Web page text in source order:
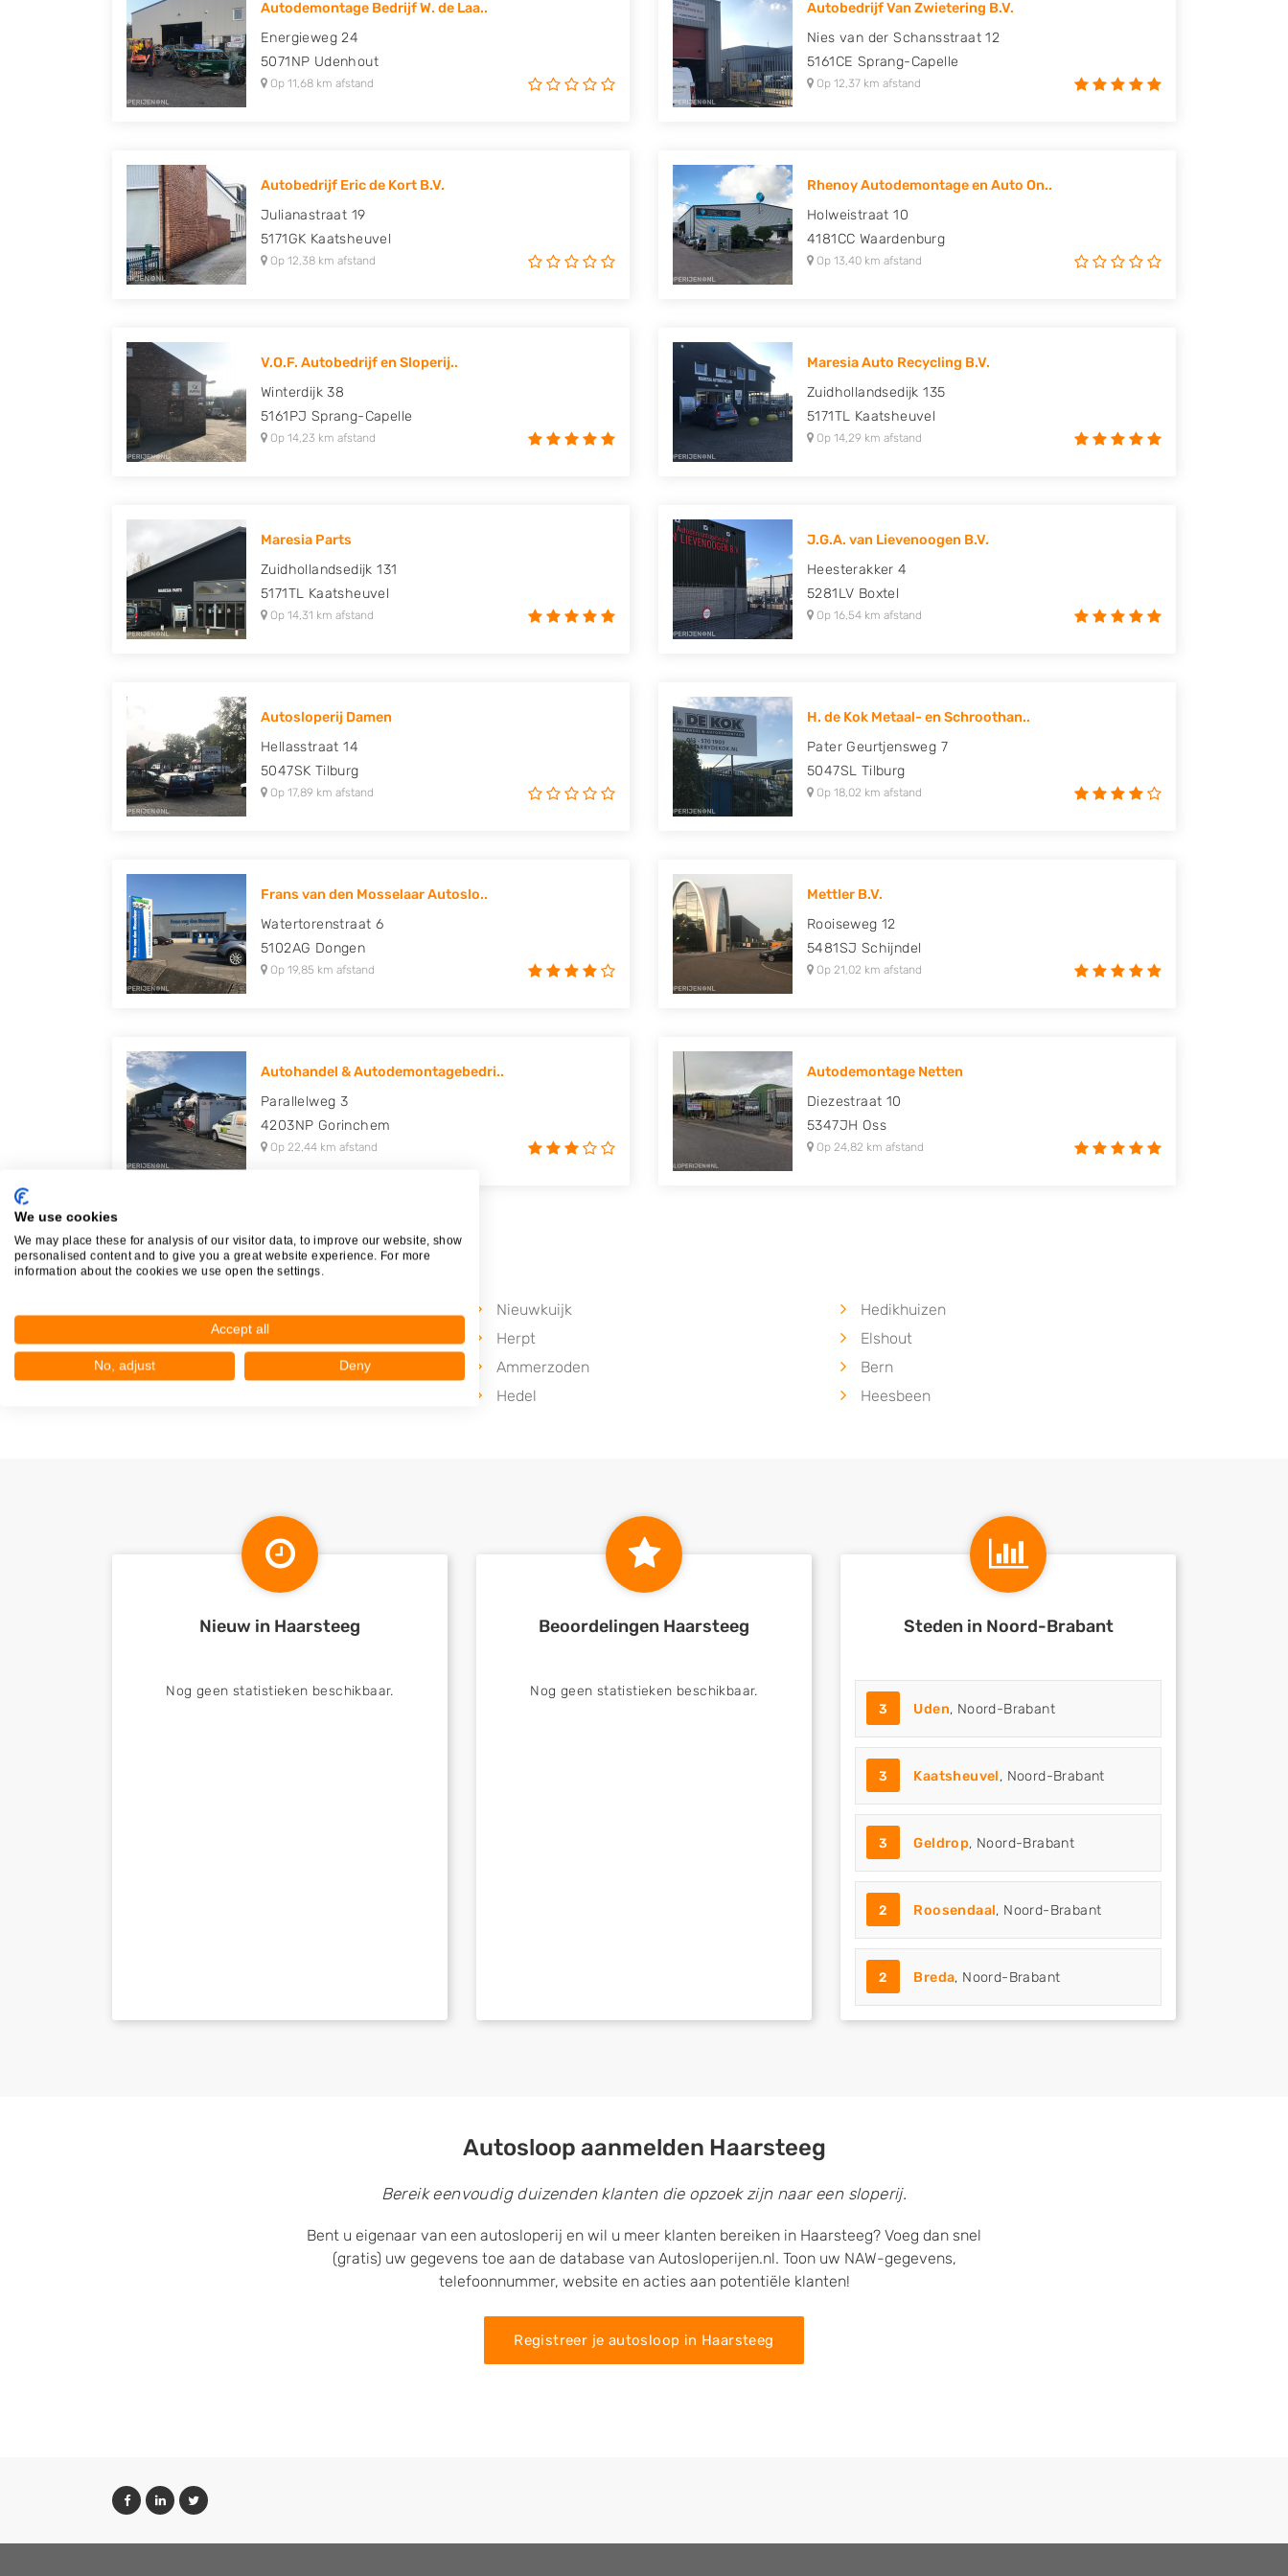
Honda, Hyundai, Kia, Mazda, Mercedes Benz, Mitsubishi, Nissan, Opel,
Peugeot, Porsche, Renault, Seat, Skoda, Suzuki, Tesla, Toyota,
Volkswagen en Volvo.
Autodemontage Bedrijf W. de Laa..
Energieweg 24
5071NP Udenhout
Op 11,68 km afstand
Autobedrijf Van Zwietering B.V.
Nies van der Schansstraat 12
5161CE Sprang-Capelle
Op 12,37 km afstand
Autobedrijf Eric de Kort B.V.
Julianastraat 19
5171GK Kaatsheuvel
Op 12,38 km afstand
Rhenoy Autodemontage en Auto On..
Holweistraat 10
4181CC Waardenburg
Op 13,40 km afstand
V.O.F. Autobedrijf en Sloperij..
Winterdijk 38
5161PJ Sprang-Capelle
Op 14,23 km afstand
Maresia Auto Recycling B.V.
Zuidhollandsedijk 135
5171TL Kaatsheuvel
Op 14,29 km afstand
Maresia Parts
Zuidhollandsedijk 131
5171TL Kaatsheuvel
Op 14,31 km afstand
J.G.A. van Lievenoogen B.V.
Heesterakker 4
5281LV Boxtel
Op 16,54 km afstand
Autosloperij Damen
Hellasstraat 14
5047SK Tilburg
Op 17,89 km afstand
H. de Kok Metaal- en Schroothan..
Pater Geurtjensweg 7
5047SL Tilburg
Op 18,02 km afstand
Frans van den Mosselaar Autoslo..
Watertorenstraat 6
5102AG Dongen
Op 19,85 km afstand
Mettler B.V.
Rooiseweg 12
5481SJ Schijndel
Op 21,02 km afstand
Autohandel & Autodemontagebedri..
Parallelweg 3
4203NP Gorinchem
Op 22,44 km afstand
Autodemontage Netten
Diezestraat 10
5347JH Oss
Op 24,82 km afstand
Plaatsen in de buurt
Nieuwkuijk
Hedikhuizen
Herpt
Elshout
Oudheusden
Ammerzoden
Bern
Hedel Heesbeen
Nieuw in Haarsteeg
Nog geen statistieken beschikbaar.
Beoordelingen Haarsteeg
Nog geen statistieken beschikbaar.
Steden in Noord-Brabant
3 Uden, Noord-Brabant
3 Kaatsheuvel, Noord-Brabant
3 Geldrop, Noord-Brabant
2 Roosendaal, Noord-Brabant
2 Breda, Noord-Brabant
Autosloop aanmelden Haarsteeg
Bereik eenvoudig duizenden klanten die opzoek zijn naar een sloperij.
Bent u eigenaar van een autosloperij en wil u meer klanten bereiken in Haarsteeg? Voeg dan snel
(gratis) uw gegevens toe aan de database van Autosloperijen.nl. Toon uw NAW-gegevens,
telefoonnummer, website en acties aan potentiële klanten!
Registreer je autosloop in Haarsteeg
We use cookies
We may place these for analysis of our visitor data, to improve our website, show
personalised content and to give you a great website experience. For more
information about the cookies we use open the settings.
Accept all
No, adjust Deny